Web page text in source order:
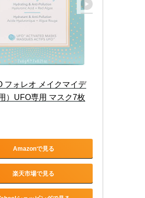
フォレオ メイクマイデ
）UFO専用 マスク7枚
Amazonで見る
楽天市場で見る